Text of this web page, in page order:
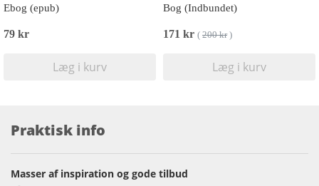
Ebog (epub)
79 kr
Læg i kurv
Bog (Indbundet)
171 kr ( 200 kr)
Læg i kurv
Praktisk info
Masser af inspiration og gode tilbud